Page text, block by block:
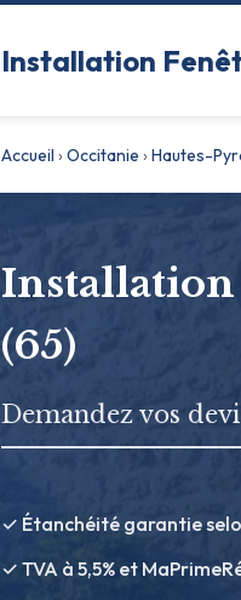
Installation
Accueil ›Occitanie ›Hautes-
Installation
(65)
Demandez vos
✓ Étanchéité garantie
✓ TVA à 5,5% et